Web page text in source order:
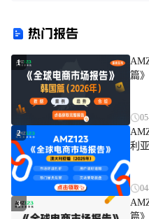
热门报告
1
篇
2
利
3
篇